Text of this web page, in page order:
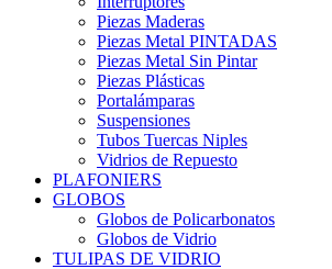
Piezas Maderas
Piezas Metal PINTADAS
Piezas Metal Sin Pintar
Piezas Plásticas
Portalámparas
Suspensiones
Tubos Tuercas Niples
Vidrios de Repuesto
PLAFONIERS
GLOBOS
Globos de Policarbonatos
Globos de Vidrio
TULIPAS DE VIDRIO